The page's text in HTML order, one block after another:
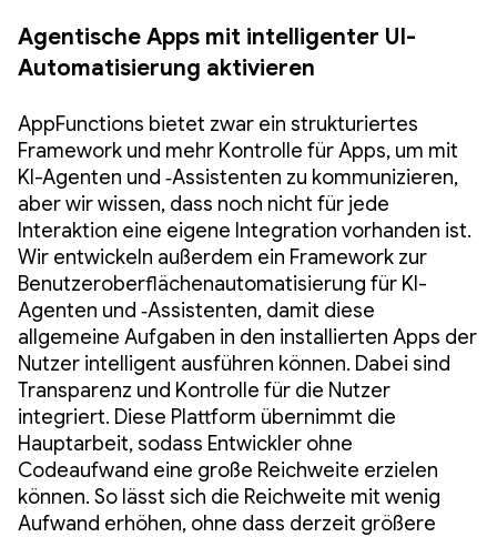
Agentische Apps mit intelligenter UI-
Automatisierung aktivieren
AppFunctions bietet zwar ein strukturiertes
Framework und mehr Kontrolle für Apps, um mit
KI-Agenten und ‑Assistenten zu kommunizieren,
aber wir wissen, dass noch nicht für jede
Interaktion eine eigene Integration vorhanden ist.
Wir entwickeln außerdem ein Framework zur
Benutzeroberflächenautomatisierung für KI-
Agenten und ‑Assistenten, damit diese
allgemeine Aufgaben in den installierten Apps der
Nutzer intelligent ausführen können. Dabei sind
Transparenz und Kontrolle für die Nutzer
integriert. Diese Plattform übernimmt die
Hauptarbeit, sodass Entwickler ohne
Codeaufwand eine große Reichweite erzielen
können. So lässt sich die Reichweite mit wenig
Aufwand erhöhen, ohne dass derzeit größere